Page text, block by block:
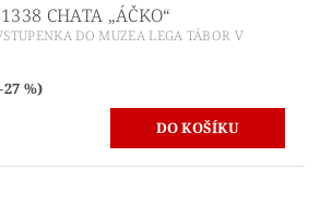
CHATA „ÁČKO“
DO MUZEA LEGA TÁBOR V
%)